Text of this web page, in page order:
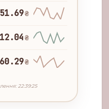
51.69₴
12.04₴
60.29₴
22:39:25